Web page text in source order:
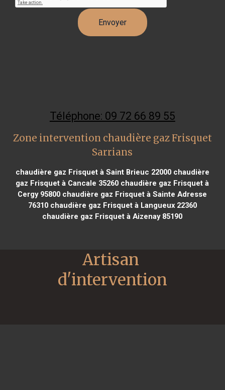
Téléphone: 09 72 66 89 55
Zone intervention chaudière gaz Frisquet
Sarrians
chaudière gaz Frisquet à Saint Brieuc 22000chaudière
gaz Frisquet à Cancale 35260 chaudière gaz Frisquet à
Cergy 95800 chaudière gaz Frisquet à Sainte Adresse
76310chaudière gaz Frisquet à Langueux 22360
chaudière gaz Frisquet à Aizenay 85190
Artisan
d'intervention